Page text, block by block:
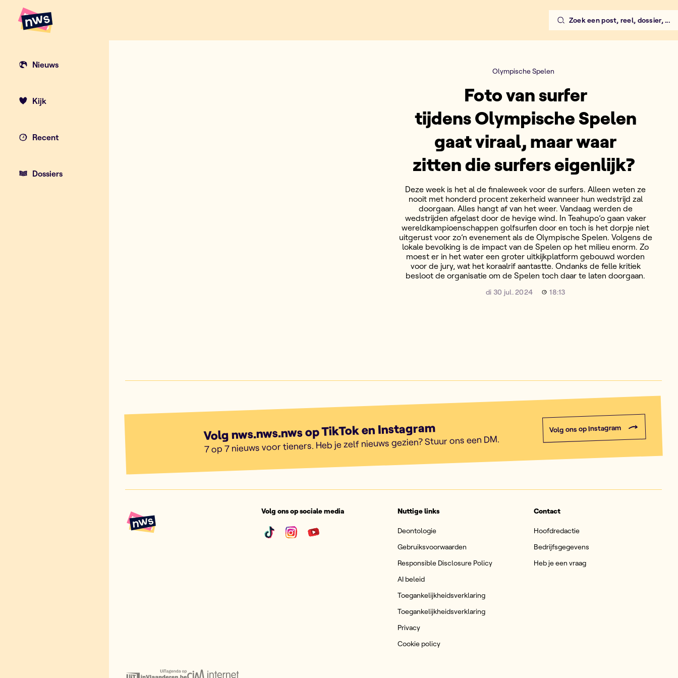
Zoek een post, reel, dossier, ...
Nieuws
Kijk
Recent
Dossiers
Olympische Spelen
Foto van surfer
tijdens Olympische Spelen
gaat viraal, maar waar
zitten die surfers eigenlijk?
Deze week is het al de finaleweek voor de surfers. Alleen weten ze
nooit met honderd procent zekerheid wanneer hun wedstrijd zal
doorgaan. Alles hangt af van het weer. Vandaag werden de
wedstrijden afgelast door de hevige wind. In Teahupo’o gaan vaker
wereldkampioenschappen golfsurfen door en toch is het dorpje niet
uitgerust voor zo’n evenement als de Olympische Spelen. Volgens de
lokale bevolking is de impact van de Spelen op het milieu enorm. Zo
moest er in het water een groter uitkijkplatform gebouwd worden
voor de jury, wat het koraalrif aantastte. Ondanks de felle kritiek
besloot de organisatie om de Spelen toch daar te laten doorgaan.
di 30 jul. 2024 18:13
Volg nws.nws.nws op TikTok en Instagram
7 op 7 nieuws voor tieners. Heb je zelf nieuws gezien? Stuur ons een DM.
Volg ons op Instagram
Volg ons op sociale media Nuttige links
Deontologie
Gebruiksvoorwaarden
Responsible Disclosure Policy
AI beleid
Toegankelijkheidsverklaring
Toegankelijkheidsverklaring
Privacy
Cookie policy
Contact
Hoofdredactie
Bedrijfsgegevens
Heb je een vraag